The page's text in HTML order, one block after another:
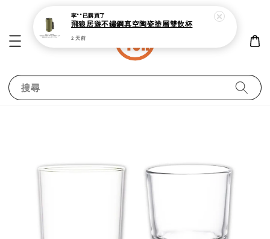
搜尋
李**已購買了
飛狼居遊不鏽鋼真空陶瓷塗層雙飲杯
2 天前